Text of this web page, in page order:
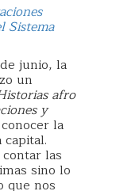
Sistema
junio, la
un
afro
y
la
las
sino lo
que nos